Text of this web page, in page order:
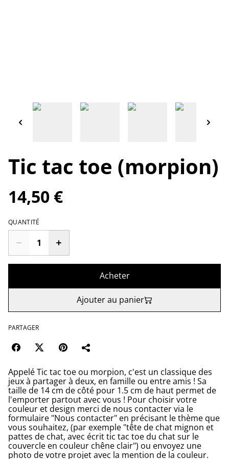
Tic tac toe (morpion)
14,50 €
QUANTITÉ
Acheter
Ajouter au panier
PARTAGER
Appelé Tic tac toe ou morpion, c'est un classique des
jeux à partager à deux, en famille ou entre amis ! Sa
taille de 14 cm de côté pour 1.5 cm de haut permet de
l'emporter partout avec vous ! Pour choisir votre
couleur et design merci de nous contacter via le
formulaire "Nous contacter" en précisant le thème que
vous souhaitez, (par exemple "tête de chat mignon et
pattes de chat, avec écrit tic tac toe du chat sur le
couvercle en couleur chêne clair") ou envoyez une
photo de votre projet avec la mention de la couleur.